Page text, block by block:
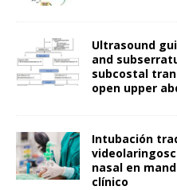
Ultrasound
and
subcostal
open upper
Intubación
nasal en
clínico